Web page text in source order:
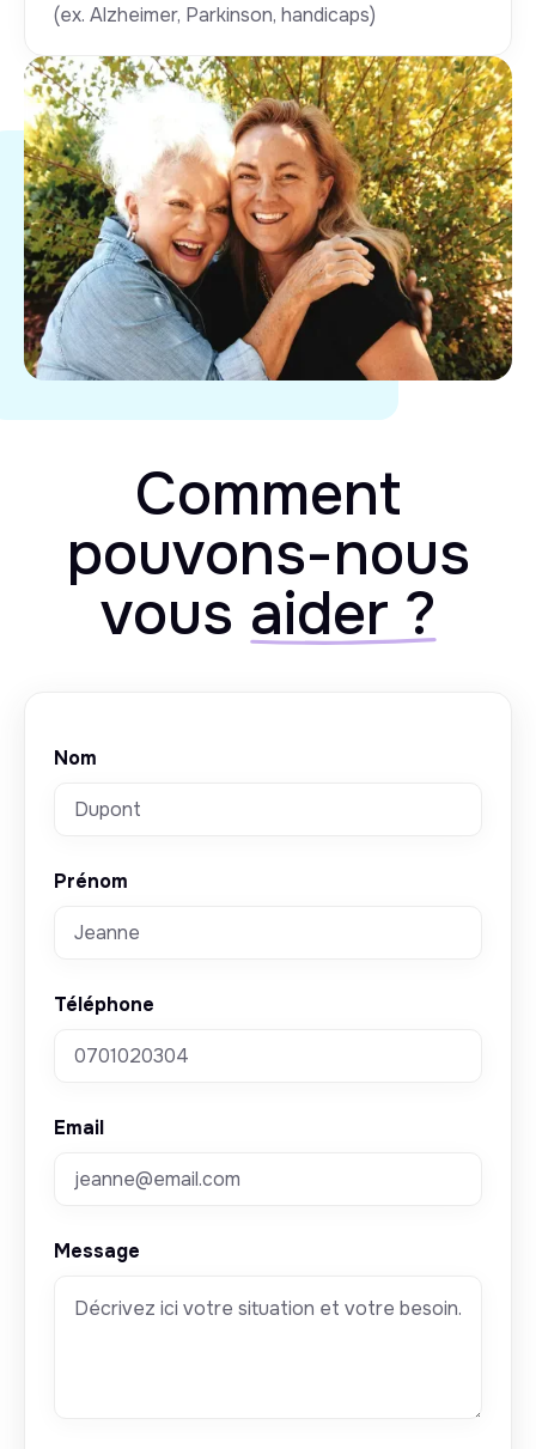
(ex. Alzheimer, Parkinson, handicaps)
Comment
pouvons-nous
vous aider ?
Nom
Prénom
Téléphone
Email
Message